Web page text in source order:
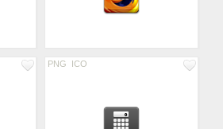
PNG ICO